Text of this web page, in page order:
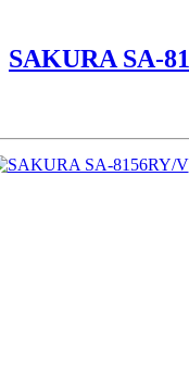
SAKURA SA-